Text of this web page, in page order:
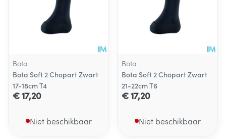
Bota
Bota Soft 2 Chopart Zwart
17-18cm T4
€ 17,20
Niet beschikbaar
Bota
Bota Soft 2 Chopart Zwart
21-22cm T6
€ 17,20
Niet beschikbaar